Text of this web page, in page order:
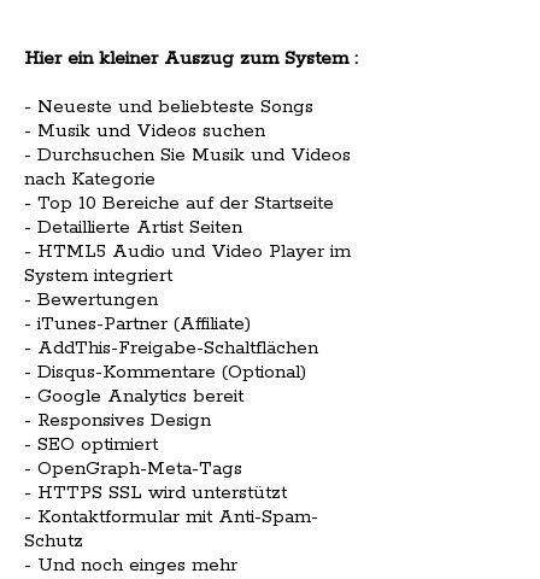
Hier ein kleiner Auszug zum System :
- Neueste und beliebteste Songs
- Musik und Videos suchen
- Durchsuchen Sie Musik und Videos
nach Kategorie
- Top 10 Bereiche auf der Startseite
- Detaillierte Artist Seiten
- HTML5 Audio und Video Player im
System integriert
- Bewertungen
- iTunes-Partner (Affiliate)
- AddThis-Freigabe-Schaltflächen
- Disqus-Kommentare (Optional)
- Google Analytics bereit
- Responsives Design
- SEO optimiert
- OpenGraph-Meta-Tags
- HTTPS SSL wird unterstützt
- Kontaktformular mit Anti-Spam-
Schutz
- Und noch einges mehr